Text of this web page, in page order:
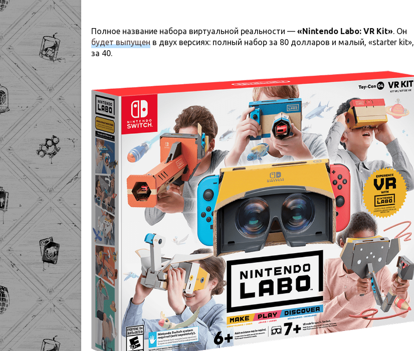
Полное название набора виртуальной реальности — «Nintendo Labo: VR Kit». Он
будет выпущен в двух версиях: полный набор за 80 долларов и малый, «starter kit»,
за 40.